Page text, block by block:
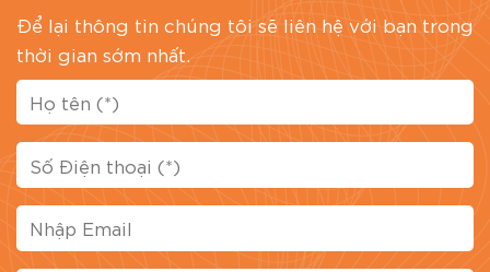
Để lại thông tin chúng tôi sẽ liên hệ với bạn trong
thời gian sớm nhất.